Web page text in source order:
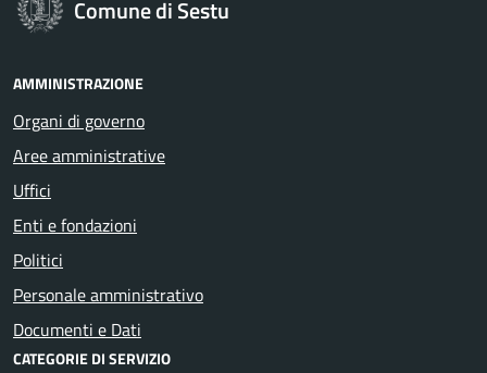
Comune di Sestu
AMMINISTRAZIONE
Organi di governo
Aree amministrative
Uffici
Enti e fondazioni
Politici
Personale amministrativo
Documenti e Dati
CATEGORIE DI SERVIZIO